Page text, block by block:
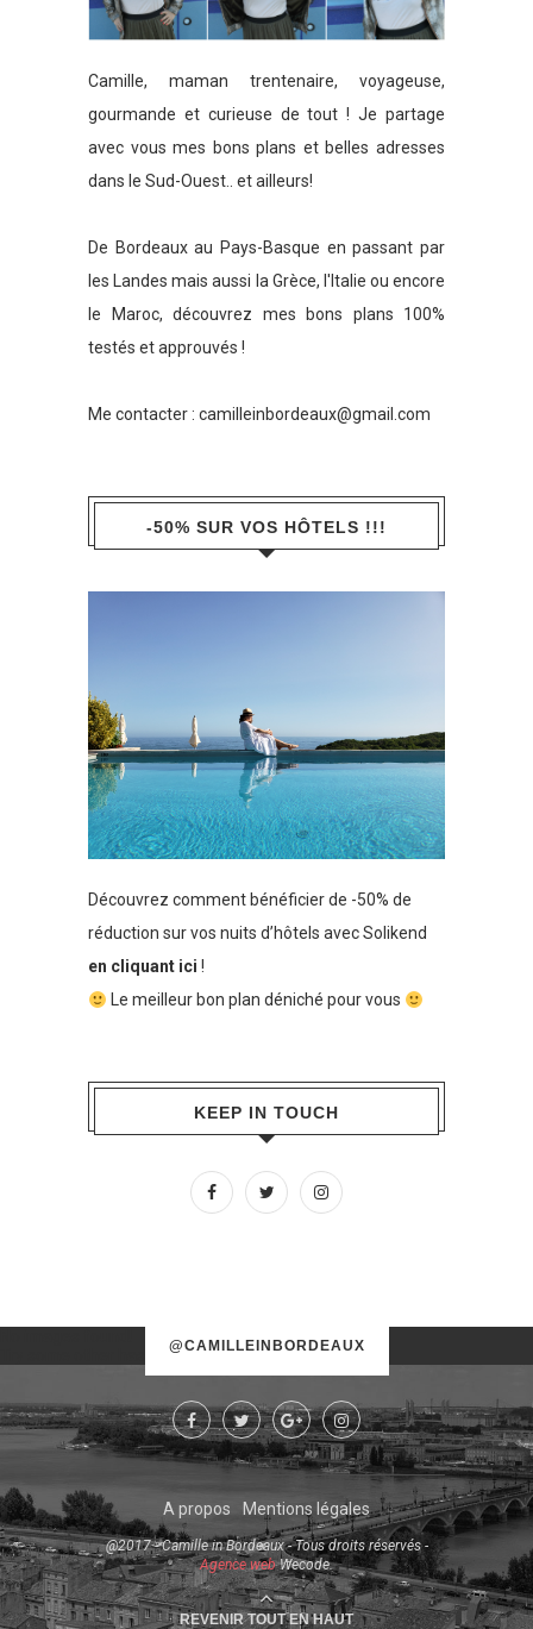
Camille, maman trentenaire, voyageuse,
gourmande et curieuse de tout ! Je partage
avec vous mes bons plans et belles adresses
dans le Sud-Ouest.. et ailleurs!
De Bordeaux au Pays-Basque en passant par
les Landes mais aussi la Grèce, l'Italie ou encore
le Maroc, découvrez mes bons plans 100%
testés et approuvés !
Me contacter : camilleinbordeaux@gmail.com
-50% SUR VOS HÔTELS !!!
Découvrez comment bénéficier de -50% de
réduction sur vos nuits d’hôtels avec Solikend
en cliquant ici !
Le meilleur bon plan déniché pour vous
KEEP IN TOUCH
@CAMILLEINBORDEAUX
Try some other hashtag or username
A propos Mentions légales
@2017 - Camille in Bordeaux - Tous droits réservés -
Agence webWecode.
REVENIR TOUT EN HAUT